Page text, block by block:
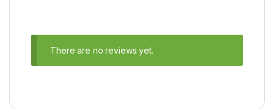
There are no reviews yet.